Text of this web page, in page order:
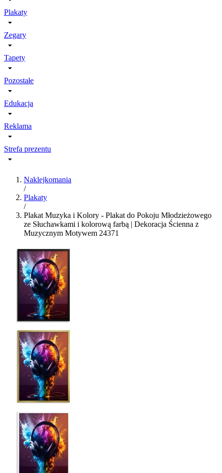
Plakaty
Zegary
Tapety
Pozostałe
Edukacja
Reklama
Strefa prezentu
Naklejkomania
/
Plakaty
/
Plakat Muzyka i Kolory - Plakat do Pokoju Młodzieżowego
ze Słuchawkami i kolorową farbą | Dekoracja Ścienna z
Muzycznym Motywem 24371